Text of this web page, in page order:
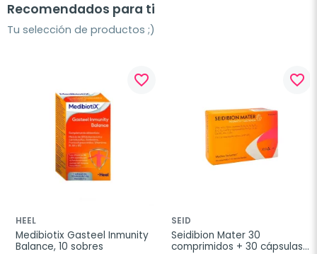
Recomendados para ti
Tu selección de productos ;)
favorite_border
HEEL
Medibiotix Gasteel Inmunity
Balance, 10 sobres
favorite_border
SEID
Seidibion Mater 30
comprimidos + 30 cápsulas